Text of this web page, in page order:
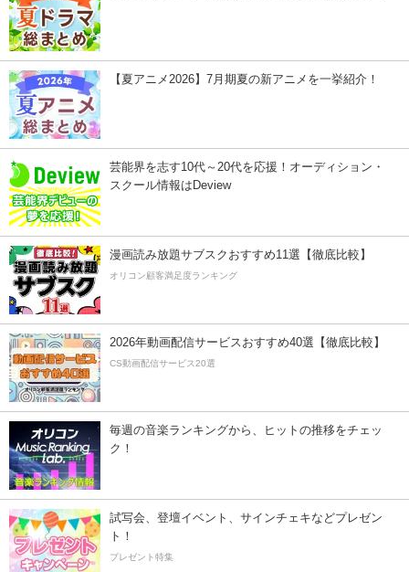
【夏アニメ2026】7月期夏の新アニメを一挙紹介！
芸能界を志す10代～20代を応援！オーディション・
スクール情報はDeview
漫画読み放題サブスクおすすめ11選【徹底比較】
オリコン顧客満足度ランキング
2026年動画配信サービスおすすめ40選【徹底比較】
CS動画配信サービス20選
毎週の音楽ランキングから、ヒットの推移をチェッ
ク！
試写会、登壇イベント、サインチェキなどプレゼン
ト！
プレゼント特集